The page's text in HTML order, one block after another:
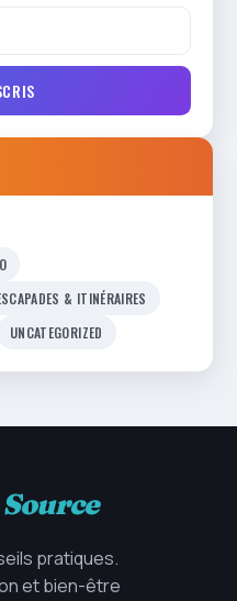
& ITINÉRAIRES
UNCATEGORIZED
pratiques.
et bien-être